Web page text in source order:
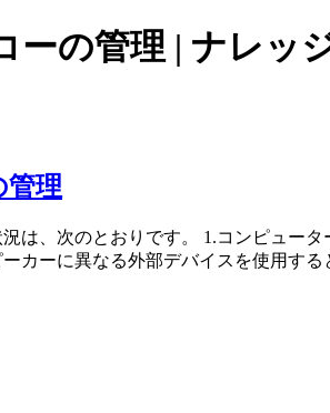
ーの管理 | ナレッ
管理
は、次のとおりです。 1.コンピュー
カーに異なる外部デバイスを使用す